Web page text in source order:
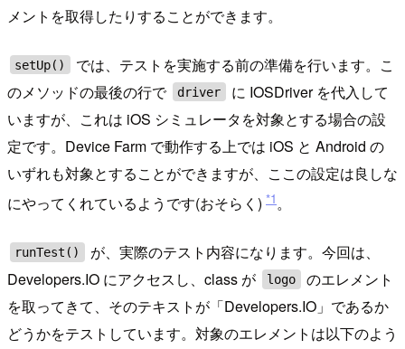
メントを取得したりすることができます。
setUp()
では、テストを実施する前の準備を行います。こ
のメソッドの最後の行で
driver
に IOSDriver を代入して
いますが、これは iOS シミュレータを対象とする場合の設
定です。Device Farm で動作する上では iOS と Android の
いずれも対象とすることができますが、ここの設定は良しな
にやってくれているようです(おそらく) *1。
runTest()
が、実際のテスト内容になります。今回は、
Developers.IO にアクセスし、class が
logo
のエレメント
を取ってきて、そのテキストが「Developers.IO」であるか
どうかをテストしています。対象のエレメントは以下のよう